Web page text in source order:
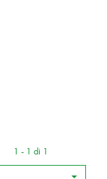
1 - 1 di 1